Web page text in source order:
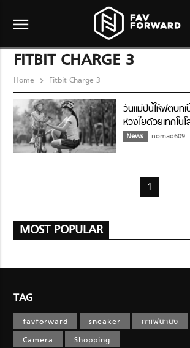
menu
FITBIT CHARGE 3
Home Fitbit Charge 3
วันแม่ปีนี้ให้ฟิตบิท
ห่วงใยด้วยเทคโน
News nomad609
1
MOST POPULAR
TAG
favforward sneaker คาเฟ่น่านั่ง
Camera
Shopping